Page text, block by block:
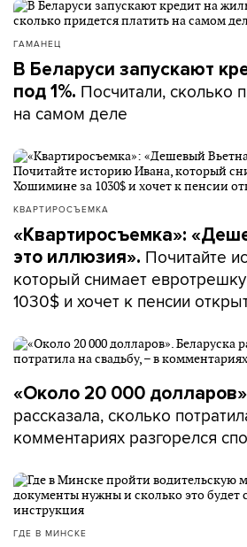
ГАМАНЕЦ
В Беларуси запускают
под 1%. Посчитали, сколько
на самом деле
КВАРТИРОСЪЕМКА
«Квартиросъемка»:
это иллюзия». Почитайте
который снимает
1030$ и хочет к пенсии
«Около 20 000 долларов»
рассказала, сколько
комментариях разгорелся
ГДЕ В МИНСКЕ